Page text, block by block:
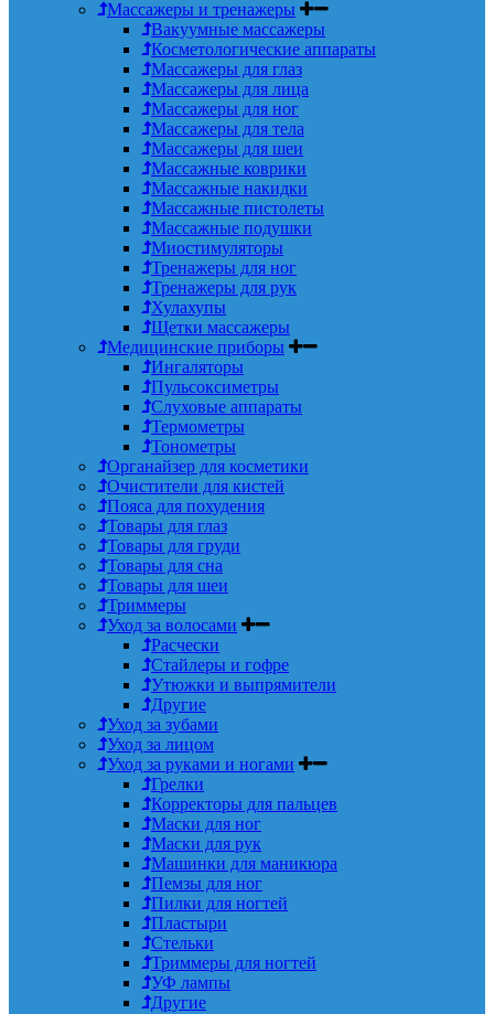
Массажеры и тренажеры
Вакуумные массажеры
Косметологические аппараты
Массажеры для глаз
Массажеры для лица
Массажеры для ног
Массажеры для тела
Массажеры для шеи
Массажные коврики
Массажные накидки
Массажные пистолеты
Массажные подушки
Миостимуляторы
Тренажеры для ног
Тренажеры для рук
Хулахупы
Щетки массажеры
Медицинские приборы
Ингаляторы
Пульсоксиметры
Слуховые аппараты
Термометры
Тонометры
Органайзер для косметики
Очистители для кистей
Пояса для похудения
Товары для глаз
Товары для груди
Товары для сна
Товары для шеи
Триммеры
Уход за волосами
Расчески
Стайлеры и гофре
Утюжки и выпрямители
Другие
Уход за зубами
Уход за лицом
Уход за руками и ногами
Грелки
Корректоры для пальцев
Маски для ног
Маски для рук
Машинки для маникюра
Пемзы для ног
Пилки для ногтей
Пластыри
Стельки
Триммеры для ногтей
УФ лампы
Другие